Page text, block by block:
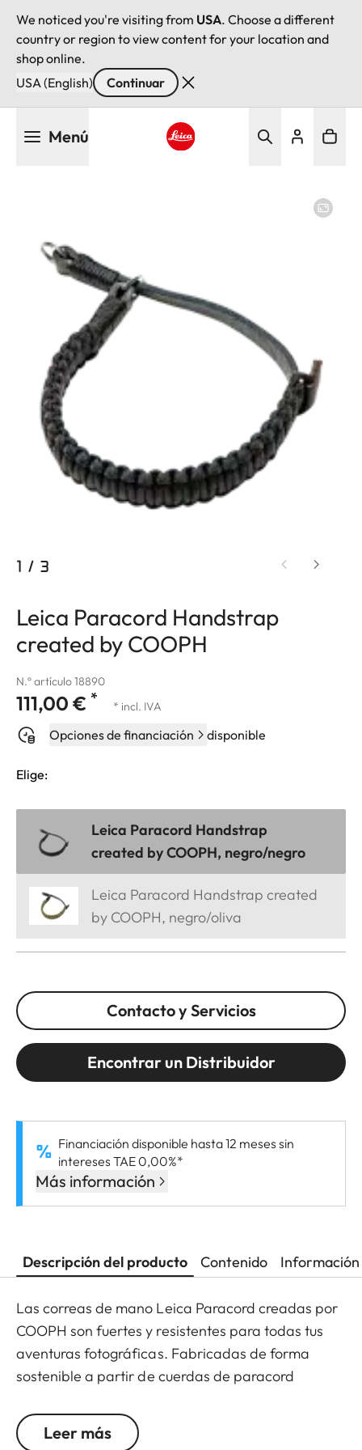
We noticed you're visiting from USA. Choose a different
country or region to view content for your location and
shop online.
USA (English)
Continuar
Menú
1 / 3
Leica Paracord Handstrap
created by COOPH
N.º artículo 18890
111,00 € * * incl. IVA
Opciones de financiación disponible
Elige:
Leica Paracord Handstrap
created by COOPH, negro/negro
Leica Paracord Handstrap created
by COOPH, negro/oliva
Contacto y Servicios
Encontrar un Distribuidor
Financiación disponible hasta 12 meses sin
intereses TAE 0,00%*
Más información
Descripción del producto Contenido
Las correas de mano Leica Paracord creadas por
COOPH son fuertes y resistentes para todas tus
aventuras fotográficas. Fabricadas de forma
sostenible a partir de cuerdas de paracord
llevar tu cámara de manera cómoda colgada de
la muñeca.
Leer más